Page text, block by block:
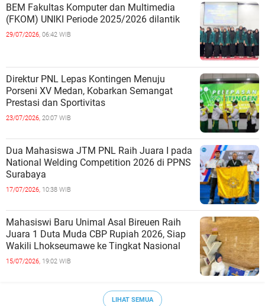
BEM Fakultas Komputer dan Multimedia
(FKOM) UNIKI Periode 2025/2026 dilantik
29/07/2026, 06:42 WIB
Direktur PNL Lepas Kontingen Menuju
Porseni XV Medan, Kobarkan Semangat
Prestasi dan Sportivitas
23/07/2026, 20:07 WIB
Dua Mahasiswa JTM PNL Raih Juara I pada
National Welding Competition 2026 di PPNS
Surabaya
17/07/2026, 10:38 WIB
Mahasiswi Baru Unimal Asal Bireuen Raih
Juara 1 Duta Muda CBP Rupiah 2026, Siap
Wakili Lhokseumawe ke Tingkat Nasional
15/07/2026, 19:02 WIB
LIHAT SEMUA